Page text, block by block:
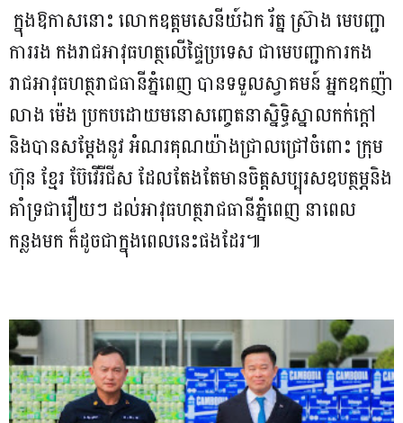
ក្នុងឱកាសនោះ លោកឧត្តមសេនីយ៍ឯក រ័ត្ន ស្រ៊ាង មេបញ្ជា
ការរង កងរាជអាវុធហត្ថលើផ្ទៃប្រទេស ជាមេបញ្ជាការកង
រាជអាវុធហត្ថរាជធានីភ្នំពេញ បានទទួលស្វាគមន៍ អ្នកឧកញ៉ា
លាង ម៉េង ប្រកបដោយមនោសញ្ចេតនាស្និទ្ធិស្នាលកក់ក្តៅ
និងបានសម្តែងនូវ អំណរគុណយ៉ាងជ្រាលជ្រៅចំពោះ ក្រុម
ហ៊ុន ខែ្មរ ប៊ែវើរីជីស ដែលតែងតែមានចិត្តសប្បុរសឧបត្ថម្ភនិង
គាំទ្រជារឿយៗ ដល់អាវុធហត្ថរាជធានីភ្នំពេញ នាពេល
កន្លងមក ក៏ដូចជាក្នុងពេលនេះផងដែរ៕